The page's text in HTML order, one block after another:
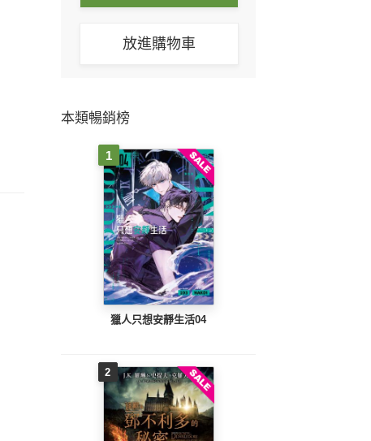
放進購物車
本類暢銷榜
1
獵人只想安靜生活04
2